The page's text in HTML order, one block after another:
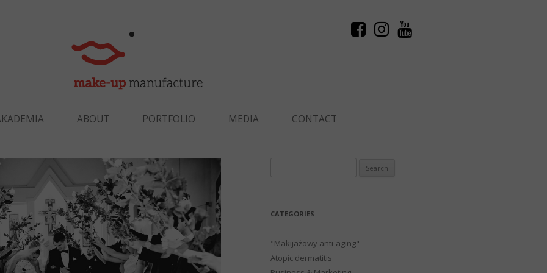
ABOUT PORTFOLIO MEDIA CONTACT
CATEGORIES
"Makijażowy anti-aging"
Atopic dermatitis